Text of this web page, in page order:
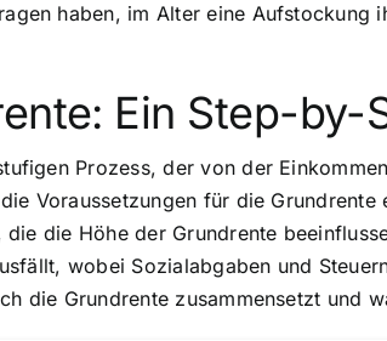
haben, im Alter eine Aufstockung
Ein Step-by-
Prozess, der von der
Voraussetzungen für die
die Höhe der Grundrente
wobei Sozialabgaben und
die Grundrente zusammensetzt und